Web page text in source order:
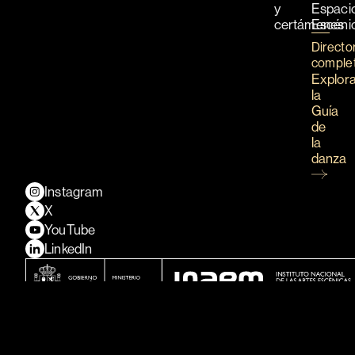
y
certámenes
la
Guía
de
la
danza
Instagram
X
YouTube
LinkedIn